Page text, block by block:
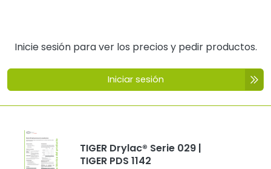
Inicie sesión para ver los precios y pedir productos.
Iniciar sesión
TIGER Drylac® Serie 029 |
TIGER PDS 1142